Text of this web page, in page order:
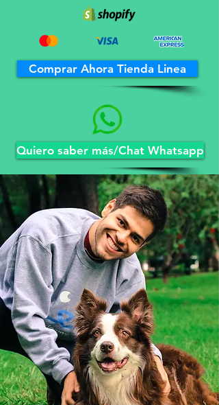
Comprar Ahora Tienda Linea
Quiero saber más/Chat Whatsapp